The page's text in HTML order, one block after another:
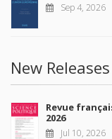
Sep 4, 2026
New Releases
Revue
2026
Jul 10, 2026